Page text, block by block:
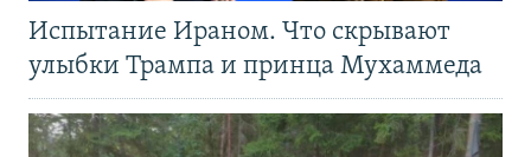
Испытание Ираном. Что скрывают
улыбки Трампа и принца Мухаммеда